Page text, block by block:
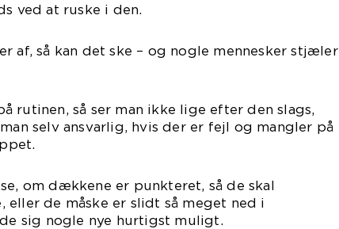
ved at ruske i den.
af, så kan det ske – og nogle mennesker stjæler
rutinen, så ser man ikke lige efter den slags,
selv ansvarlig, hvis der er fejl og mangler på
om dækkene er punkteret, så de skal
eller de måske er slidt så meget ned i
sig nogle nye hurtigst muligt.